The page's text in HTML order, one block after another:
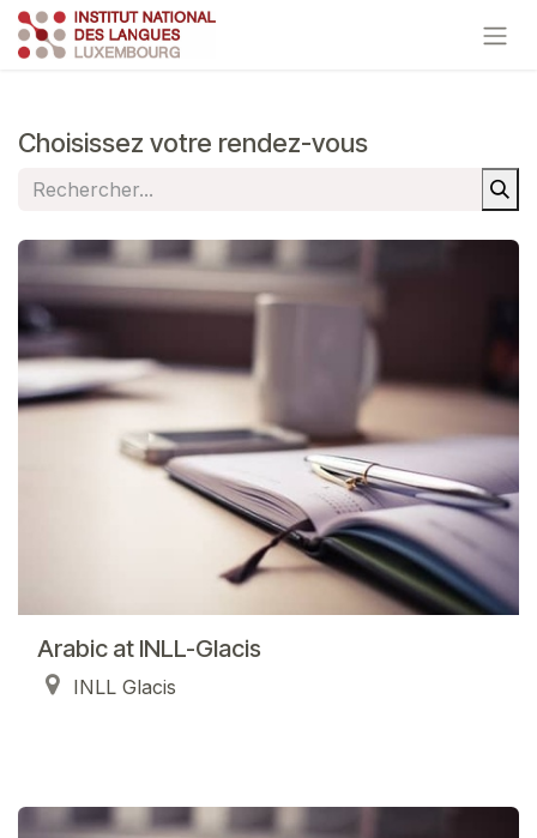
Se rendre au contenu
Choisissez votre rendez-vous
Arabic at INLL-Glacis
INLL Glacis